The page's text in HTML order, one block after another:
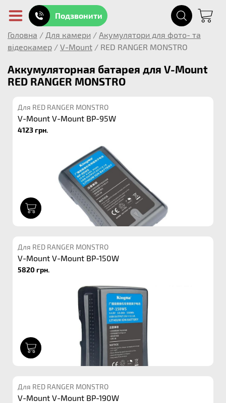
Подзвонити
Головна / Для камери / Акумулятори для фото- та
відеокамер / V-Mount / RED RANGER MONSTRO
Аккумуляторная батарея для V-Mount
RED RANGER MONSTRO
Для RED RANGER MONSTRO
V-Mount V-Mount BP-95W
4123 грн.
Для RED RANGER MONSTRO
V-Mount V-Mount BP-150W
5820 грн.
Для RED RANGER MONSTRO
V-Mount V-Mount BP-190W